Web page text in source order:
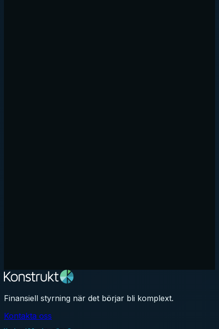
Finansiell styrning när det börjar bli komplext.
Kontakta oss